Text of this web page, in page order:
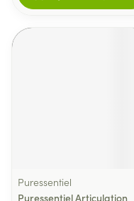
Puressentiel
Puressentiel Articulation